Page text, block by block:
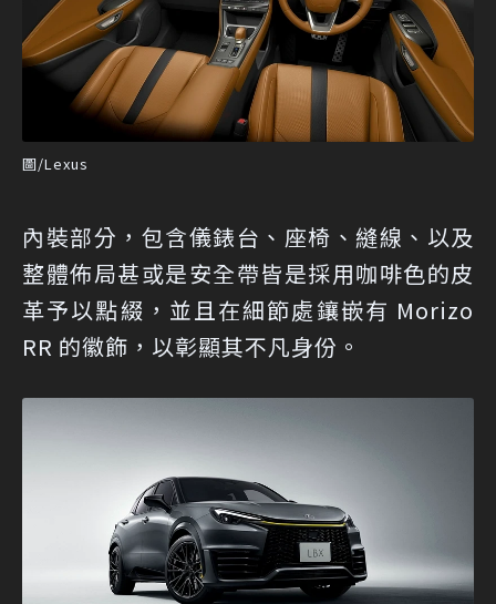
圖/Lexus
內裝部分，包含儀錶台、座椅、縫線、以及
整體佈局甚或是安全帶皆是採用咖啡色的皮
革予以點綴，並且在細節處鑲嵌有 Morizo
RR 的徽飾，以彰顯其不凡身份。